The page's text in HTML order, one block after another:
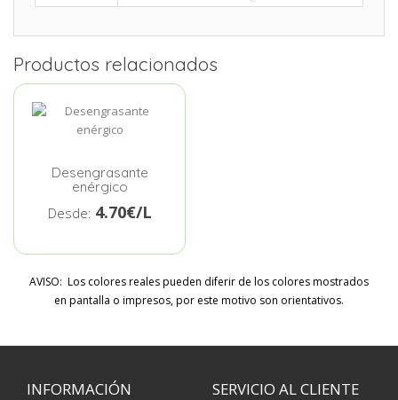
Productos relacionados
Desengrasante
enérgico
Desde: 4.70€/L
AVISO: Los colores reales pueden diferir de los colores mostrados
en pantalla o impresos, por este motivo son orientativos.
INFORMACIÓN SERVICIO AL CLIENTE